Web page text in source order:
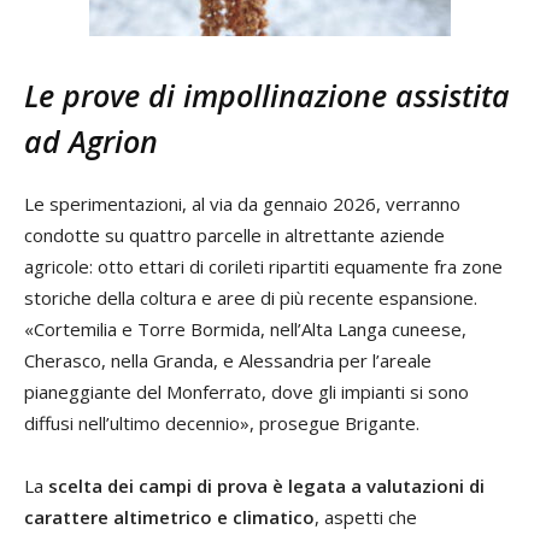
Le prove di impollinazione assistita
ad Agrion
Le sperimentazioni, al via da gennaio 2026, verranno
condotte su quattro parcelle in altrettante aziende
agricole: otto ettari di corileti ripartiti equamente fra zone
storiche della coltura e aree di più recente espansione.
«Cortemilia e Torre Bormida, nell’Alta Langa cuneese,
Cherasco, nella Granda, e Alessandria per l’areale
pianeggiante del Monferrato, dove gli impianti si sono
diffusi nell’ultimo decennio», prosegue Brigante.
La scelta dei campi di prova è legata a valutazioni di
carattere altimetrico e climatico, aspetti che